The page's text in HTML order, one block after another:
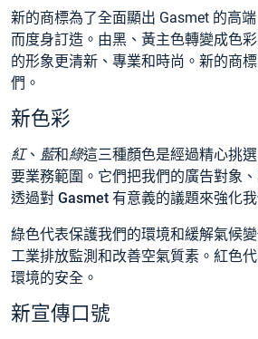
新的商標為了全面顯出 Gasmet 的高
而度身訂造 。由黑、黃主色轉變成色
的形象更清新 、 專業和時尚 。新的商
們。
新色彩
紅、 藍和綠這三種顏色是經過精心挑
要業務範圍。它們把我們的廣告對象
透過對 Gasmet 有意義的議題來強化
綠色代表保護我們的環境和緩解氣候
工業排放監測和改善空氣質素。 紅色
環境的安全。
新宣傳口號